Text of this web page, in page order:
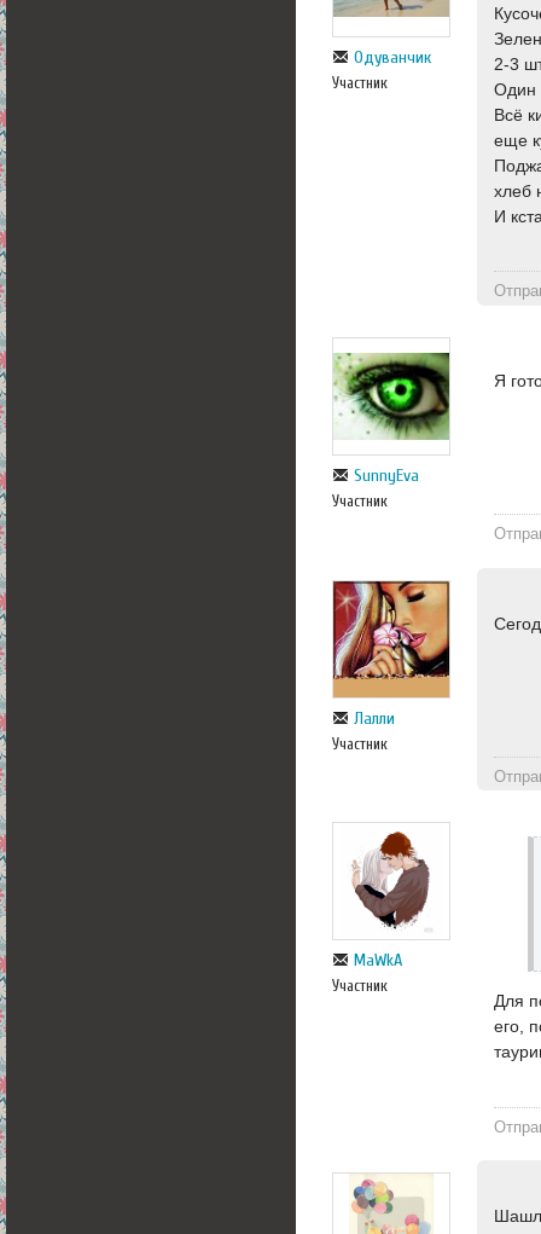
Одуванчик
Участник
2-3
Один
Всё
еще
хлеб
И
SunnyEva
Участник
Я
Лалли
Участник
MaWkA
Участник
Для
его,